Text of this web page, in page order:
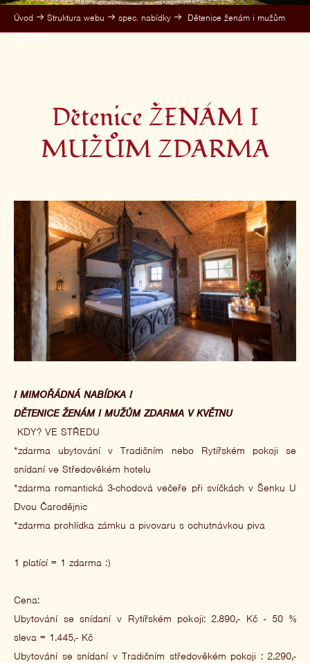
Úvod Struktura webu spec. nabídky
Dětenice ženám i mužům
Dětenice ŽENÁM I
MUŽŮM ZDARMA
! MIMOŘÁDNÁ NABÍDKA !
DĚTENICE ŽENÁM I MUŽŮM ZDARMA V KVĚTNU
KDY? VE STŘEDU
*zdarma ubytování v Tradičním nebo Rytířském pokoji se
snídaní ve Středověkém hotelu
*zdarma romantická 3-chodová večeře při svíčkách v Šenku U
Dvou Čarodějnic
*zdarma prohlídka zámku a pivovaru s ochutnávkou piva
1 platící = 1 zdarma :)
Cena:
Ubytování se snídaní v Rytířském pokoji: 2.890,- Kč - 50 %
sleva = 1.445,- Kč
Ubytování se snídaní v Tradičním středověkém pokoji : 2.290,-